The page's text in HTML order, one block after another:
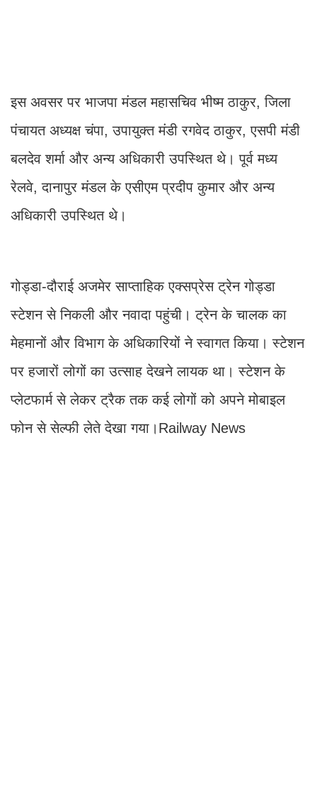
इस अवसर पर भाजपा मंडल महासचिव भीष्म ठाकुर, जिला
पंचायत अध्यक्ष चंपा, उपायुक्त मंडी रगवेद ठाकुर, एसपी मंडी
बलदेव शर्मा और अन्य अधिकारी उपस्थित थे। पूर्व मध्य
रेलवे, दानापुर मंडल के एसीएम प्रदीप कुमार और अन्य
अधिकारी उपस्थित थे।
गोड्डा-दौराई अजमेर साप्ताहिक एक्सप्रेस ट्रेन गोड्डा
स्टेशन से निकली और नवादा पहुंची। ट्रेन के चालक का
मेहमानों और विभाग के अधिकारियों ने स्वागत किया। स्टेशन
पर हजारों लोगों का उत्साह देखने लायक था। स्टेशन के
प्लेटफार्म से लेकर ट्रैक तक कई लोगों को अपने मोबाइल
फोन से सेल्फी लेते देखा गया।Railway News